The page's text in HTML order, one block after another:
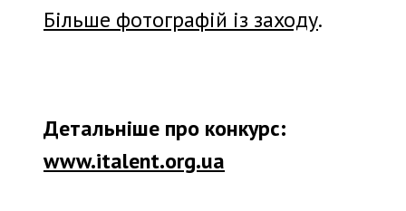
Більше фотографій із заходу.
Детальніше про конкурс:
www.italent.org.ua